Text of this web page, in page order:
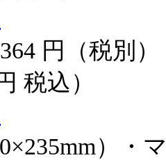
円（税別）
税込）
）・